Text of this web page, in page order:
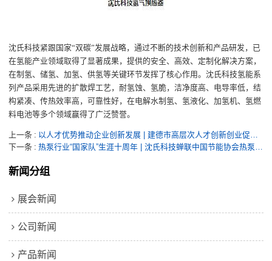
沈氏科技紧跟国家“双碳”发展战略，通过不断的技术创新和产品研发，已
在氢能产业领域取得了显著成果 ，提供的安全、高效、 定制化解决方案，
在制氢、储氢、加氢、供氢等关键环节发挥了核心作用。沈氏科技氢能系
列产品采用先进的扩散焊工艺， 耐氢蚀、 氢脆，洁净度高、电导率低，结
构紧凑、传热效率高，可靠性好，在电解水制氢、氢液化、加氢机、氢燃
料电池等多个领域赢得了广泛赞誉。
上一条
下一条
新闻分组
展会新闻
公司新闻
产品新闻